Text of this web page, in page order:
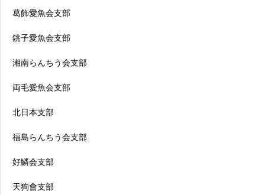
葛飾愛魚会支部
銚子愛魚会支部
湘南らんちう会支部
両毛愛魚会支部
北日本支部
福島らんちう会支部
好鱗会支部
天狗會支部